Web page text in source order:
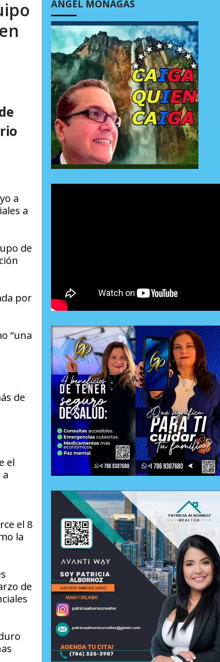
a
a
de
por
“una
de
el
el 8
la
de
ÁNGEL MONAGAS